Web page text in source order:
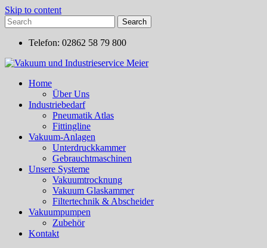
Skip to content
Telefon: 02862 58 79 800
Home
Über Uns
Industriebedarf
Pneumatik Atlas
Fittingline
Vakuum-Anlagen
Unterdruckkammer
Gebrauchtmaschinen
Unsere Systeme
Vakuumtrocknung
Vakuum Glaskammer
Filtertechnik & Abscheider
Vakuumpumpen
Zubehör
Kontakt